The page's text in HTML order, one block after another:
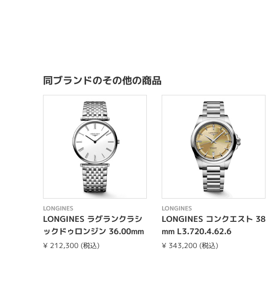
同ブランドのその他の商品
LONGINES
LONGINES ラグランクラシ
ックドゥロンジン 36.00mm
L4.755.4.11.6
¥ 212,300 (税込)
LONGINES
LONGINES コンクエスト 38
mm L3.720.4.62.6
¥ 343,200 (税込)